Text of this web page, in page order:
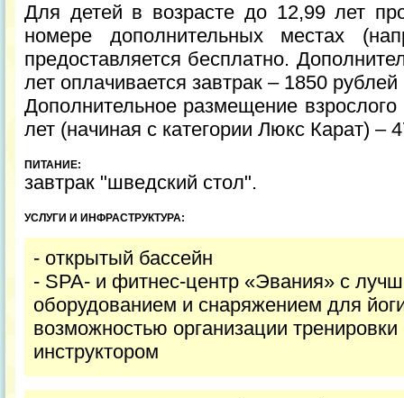
Для детей в возрасте до 12,99 лет
номере дополнительных местах
предоставляется бесплатно.
лет оплачивается завтрак – 1850 рублей
Дополнительное размещение
лет (начиная с категории Люкс Карат) –
ПИТАНИЕ:
завтрак "шведский стол".
УСЛУГИ И ИНФРАСТРУКТУРА:
- открытый бассейн
- SPA- и фитнес-центр «Эвания» с
оборудованием и снаряжением для
возможностью организации
инструктором